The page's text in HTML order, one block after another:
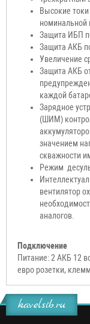
Высокие токи
номинальной
Защита ИБП
Защита АКБ
Увеличение
Защита АКБ
каждой
Зарядное
(ШИМ)
значением
скважности
Режим
вентилятор
аналогов.
Подключение
Питание: 2 АКБ 12
евро розетки,
kavelsib.ru